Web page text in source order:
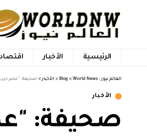
الرئيسية الأخبار
العالم نيوز - World News >
Blog
> الأخبار > صحيفة: "عصر حرب
الأخبار
صحيفة: